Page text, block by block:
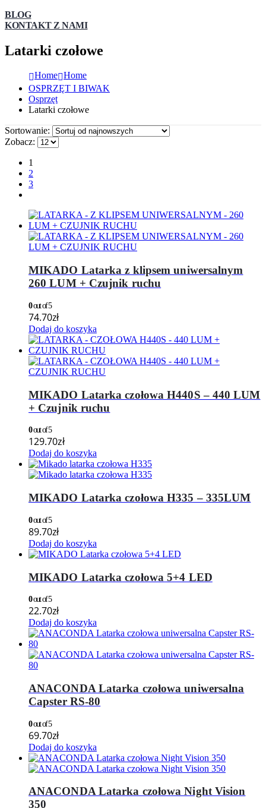
BLOG
KONTAKT Z NAMI
Latarki czołowe
Home Home
OSPRZĘT I BIWAK
Osprzęt
Latarki czołowe
Sortowanie:
Zobacz:
1
2
3
MIKADO Latarka z klipsem uniwersalnym
260 LUM + Czujnik ruchu
0out of 5
74.70zł
Dodaj do koszyka
MIKADO Latarka czołowa H440S – 440 LUM
+ Czujnik ruchu
0out of 5
129.70zł
Dodaj do koszyka
MIKADO Latarka czołowa H335 – 335LUM
0out of 5
89.70zł
Dodaj do koszyka
MIKADO Latarka czołowa 5+4 LED
0out of 5
22.70zł
Dodaj do koszyka
ANACONDA Latarka czołowa uniwersalna
Capster RS-80
0out of 5
69.70zł
Dodaj do koszyka
ANACONDA Latarka czołowa Night Vision
350